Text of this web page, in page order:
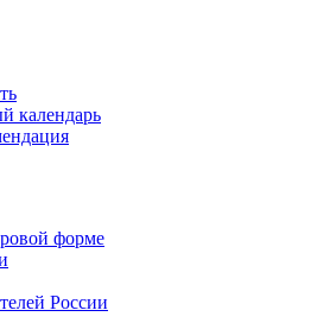
календарь
форме
России